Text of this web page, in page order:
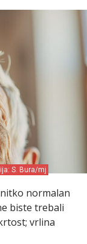
S. Bura/mj
normalan
biste trebali
vrlina